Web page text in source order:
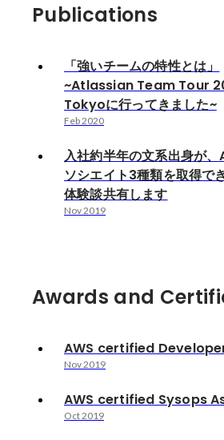
Publications
「強いチームの特性とは」
~Atlassian Team Tour
Tokyoに行ってきました~
Feb 2020
入社約半年の文系出身が、
ソシエイト3種類を取得で
体験談共有します
Nov 2019
Awards and
AWS certified
Nov 2019
AWS certified Sysops
Oct 2019